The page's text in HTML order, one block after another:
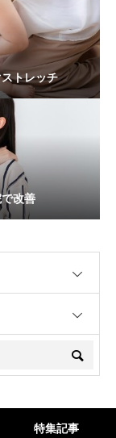
トレッチ
改善
特集記事